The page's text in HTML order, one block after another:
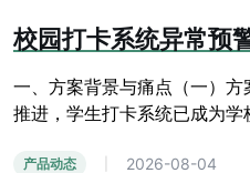
一、方案背景与痛点（一）
推进，学生打卡系统已成为
产品动态 2026-08-04